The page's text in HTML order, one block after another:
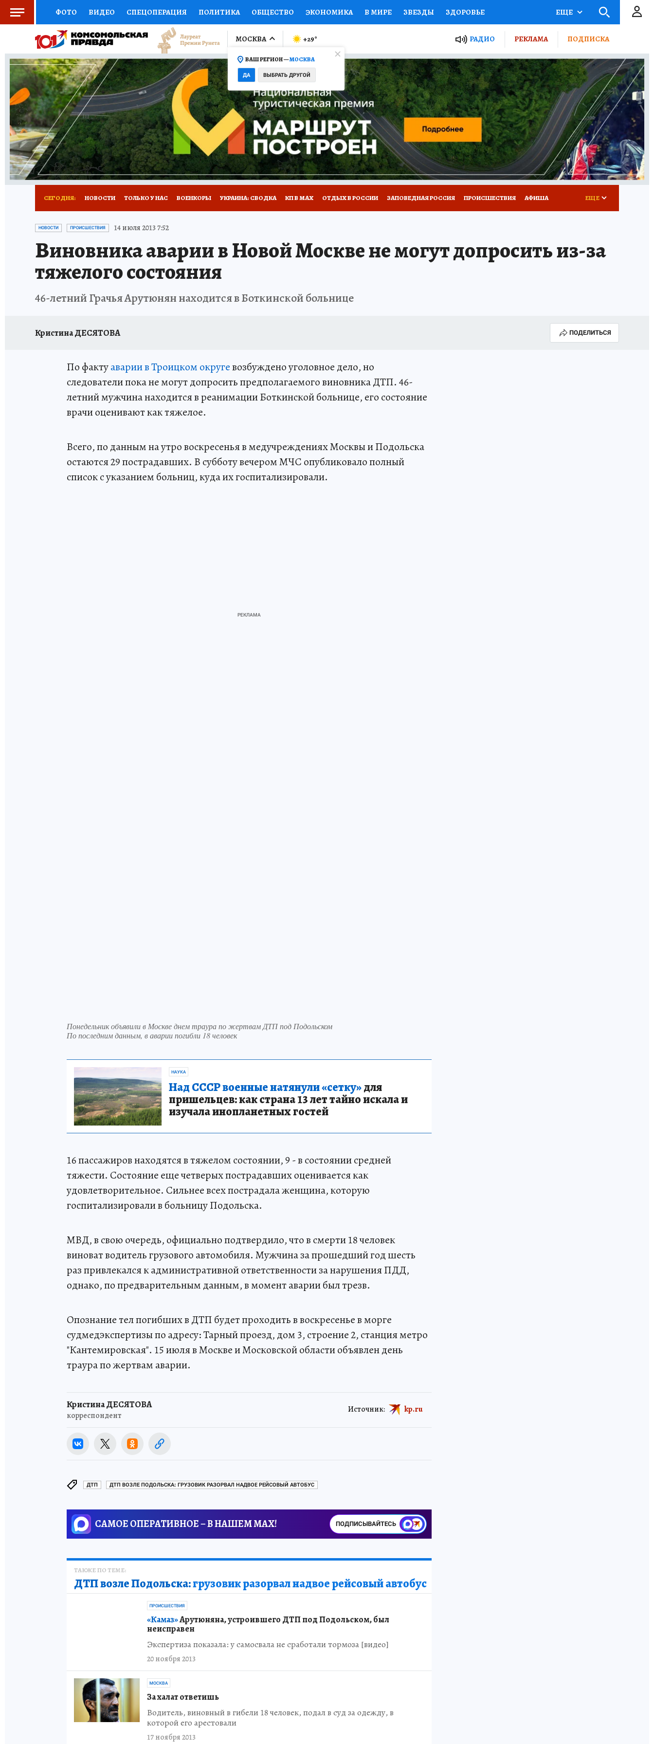
ФОТО ВИДЕО СПЕЦОПЕРАЦИЯ ПОЛИТИКА ОБЩЕСТВО ЭКОНОМИКА В МИРЕ ЗВЕЗДЫ ЗДОРОВЬЕ
СОЦПОДДЕРЖКА НАУКА СПОРТ КОЛУМНИСТЫ ПРОИСШЕСТВИЯ НАЦИОНАЛЬНЫЕ ПРОЕКТЫ РОССИИ АФИША
ВЫБОР ЭКСПЕРТОВ ДОКТОР ФИНАНСЫ ОТКРЫВАЕМ МИР Я ЗНАЮ СЕМЬЯ ЖЕНСКИЕ СЕКРЕТЫ ПУТЕВОДИТЕЛЬ
КНИЖНАЯ ПОЛКА ПРОГНОЗЫ НА СПОРТ ПРОМОКОДЫ СЕРИАЛЫ СПЕЦПРОЕКТЫ ДЕФИЦИТ ЖЕЛЕЗА ТУРИЗМ
ПРЕСС-ЦЕНТР НЕДВИЖИМОСТЬ ТЕЛЕВИЗОР КОЛЛЕКЦИИ КОНКУРСЫ РАБОТА У НАС ГИД ПОТРЕБИТЕЛЯ ВСЕ О КП
РАДИО КП РЕКЛАМА ТЕСТЫ НОВОЕ НА САЙТЕ
ЕЩЕ
МОСКВА
ВАШ РЕГИОН —МОСКВА
ДА ВЫБРАТЬ ДРУГОЙ
+29° РАДИО РЕКЛАМА ПОДПИСКА
СЕГОДНЯ: НОВОСТИ ТОЛЬКО У НАС ВОЕНКОРЫ УКРАИНА: СВОДКА КП В МАХ ОТДЫХ В РОССИИ ЗАПОВЕДНАЯ РОССИЯ ПРОИСШЕСТВИЯ АФИША
ИСПЫТАНО НА СЕБЕ
ЕЩЕ
НОВОСТИ ПРОИСШЕСТВИЯ 14 июля 2013 7:52
Виновника аварии в Новой Москве не могут допросить из-за
тяжелого состояния
46-летний Грачья Арутюнян находится в Боткинской больнице
Кристина ДЕСЯТОВА ПОДЕЛИТЬСЯ
По фактуаварии в Троицком округевозбуждено уголовное дело, но
следователи пока не могут допросить предполагаемого виновника ДТП. 46-
летний мужчина находится в реанимации Боткинской больнице, его состояние
врачи оценивают как тяжелое.
Всего, по данным на утро воскресенья в медучреждениях Москвы и Подольска
остаются 29 пострадавших. В субботу вечером МЧС опубликовало полный
список с указанием больниц, куда их госпитализировали.
Понедельник объявили в Москве днем траура по жертвам ДТП под Подольском
По последним данным, в аварии погибли 18 человек
НАУКА
Над СССР военные натянули «сетку»для
пришельцев: как страна 13 лет тайно искала и
изучала инопланетных гостей
16 пассажиров находятся в тяжелом состоянии, 9 - в состоянии средней
тяжести. Состояние еще четверых пострадавших оценивается как
удовлетворительное. Сильнее всех пострадала женщина, которую
госпитализировали в больницу Подольска.
МВД, в свою очередь, официально подтвердило, что в смерти 18 человек
виноват водитель грузового автомобиля. Мужчина за прошедший год шесть
раз привлекался к административной ответственности за нарушения ПДД,
однако, по предварительным данным, в момент аварии был трезв.
Опознание тел погибших в ДТП будет проходить в воскресенье в морге
судмедэкспертизы по адресу: Тарный проезд, дом 3, строение 2, станция метро
"Кантемировская". 15 июля в Москве и Московской области объявлен день
траура по жертвам аварии.
Кристина ДЕСЯТОВА
корреспондент
Источник: kp.ru
ДТП ДТП ВОЗЛЕ ПОДОЛЬСКА: ГРУЗОВИК РАЗОРВАЛ НАДВОЕ РЕЙСОВЫЙ АВТОБУС
САМОЕ ОПЕРАТИВНОЕ – В НАШЕМ MAX! ПОДПИСЫВАЙТЕСЬ
ТАКЖЕ ПО ТЕМЕ:
ДТП возле Подольска:грузовик разорвал надвое рейсовый автобус
ПРОИСШЕСТВИЯ
«Камаз»Арутюняна, устроившего ДТП под Подольском, был
неисправен
Экспертиза показала: у самосвала не сработали тормоза [видео]
20 ноября 2013
МОСКВА
За халат ответишь
Водитель, виновный в гибели 18 человек, подал в суд за одежду, в
которой его арестовали
17 ноября 2013